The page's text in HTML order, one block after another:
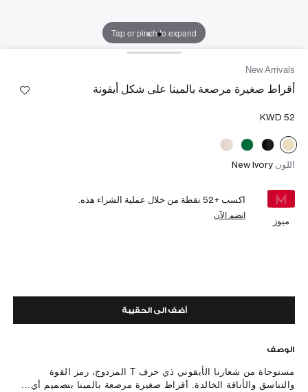
Tap or pinch to expand
New Arrivals
أقراط صغيرة مرصعة بالمينا على شكل أيقونة
اللون New Ivory
ميوز
اكسب +52 نقطة من خلال عملية الشراء هذه.
انضم الآن
أضف الى الحقيبة
الوصف
مستوحاة من شعارنا الأيقوني ذي حرف T المزدوج، رمز القوة
والتناسق والأناقة الخالدة. أقراط صغيرة مرصعة بالمينا بتصميم أي...